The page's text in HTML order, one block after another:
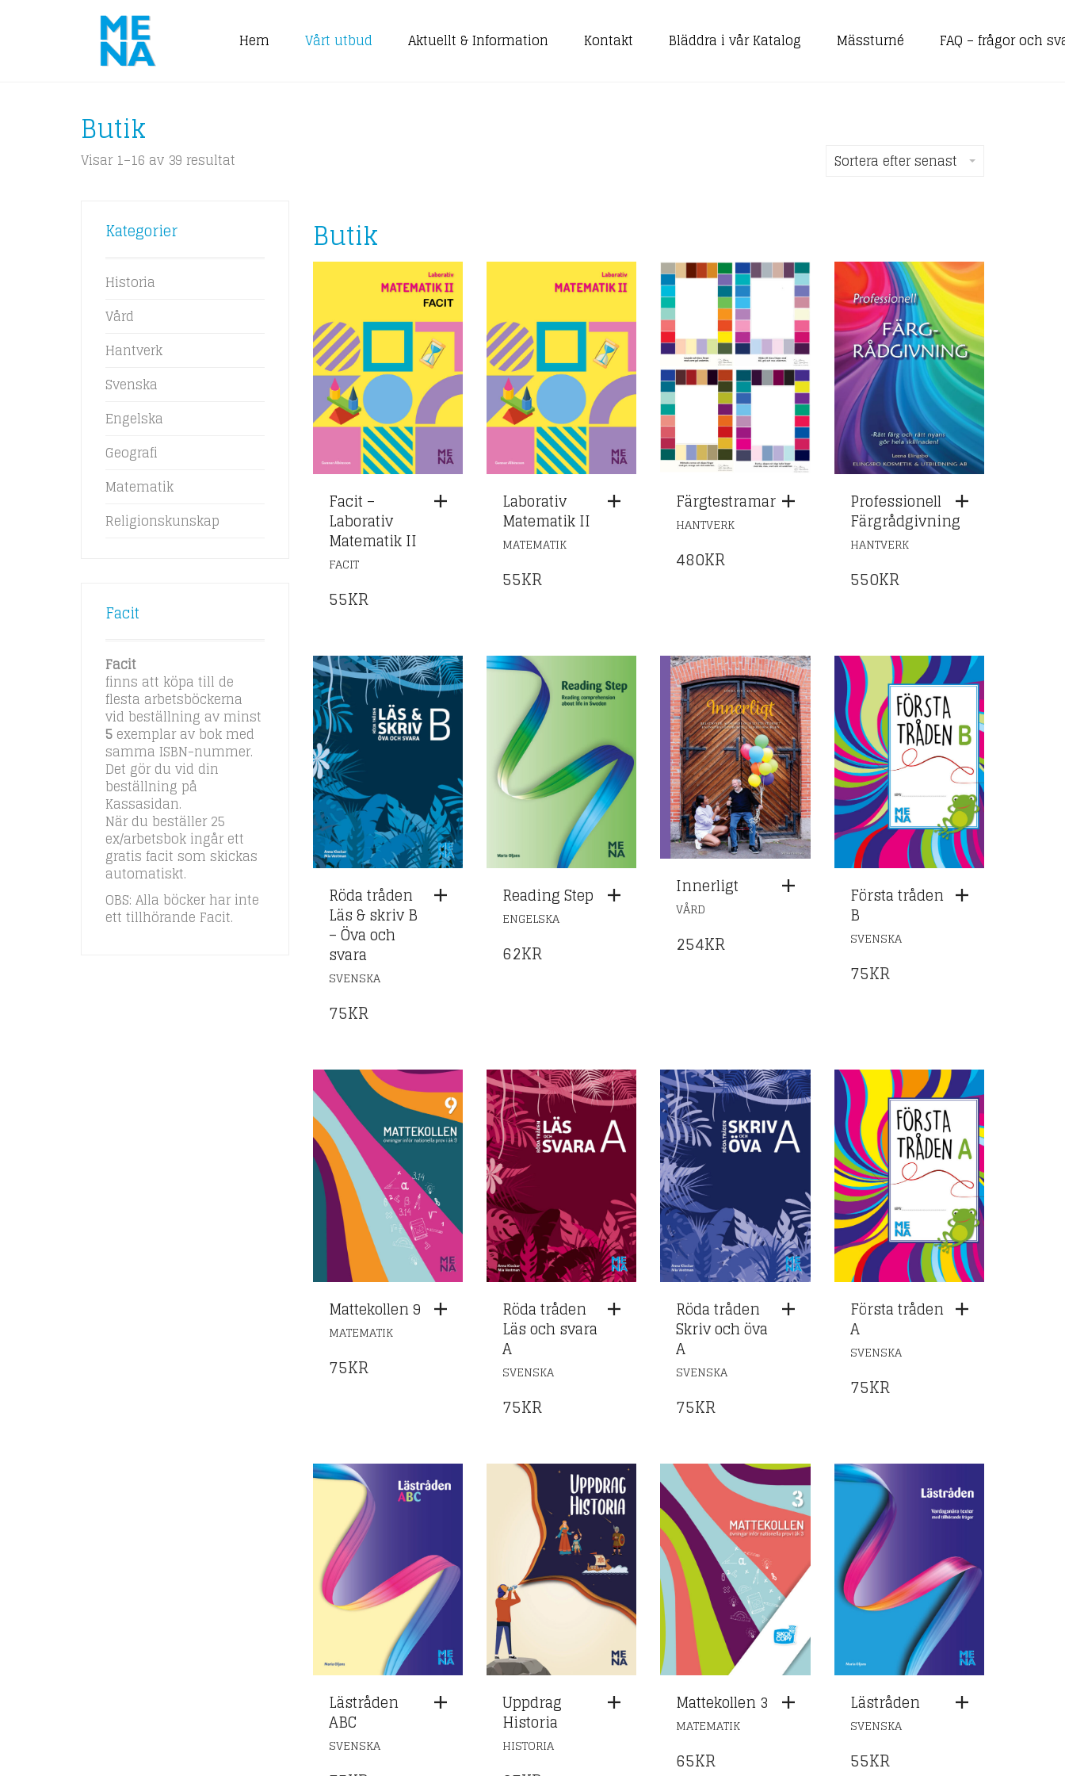
Hem Vårt utbud Aktuellt & Information Kontakt Bläddra i vår Katalog Mässturné FAQ – frågor och
Butik
Visar 1–16 av 39 resultat Sortera efter senast
Butik
Facit –
Laborativ
Matematik II
FACIT
55KR
Laborativ
Matematik II
MATEMATIK
55KR
Färgtestramar
HANTVERK
480KR
Professionell
Färgrådgivning
HANTVERK
550KR
Röda tråden
Läs & skriv B
– Öva och
svara
SVENSKA
75KR
Reading Step
ENGELSKA
62KR
Innerligt
VÅRD
254KR
Första tråden
B
SVENSKA
75KR
Mattekollen 9
MATEMATIK
75KR
Röda tråden
Läs och svara
A
SVENSKA
75KR
Röda tråden
Skriv och öva
A
SVENSKA
75KR
Första tråden
A
SVENSKA
75KR
Lästråden
ABC
SVENSKA
Uppdrag
Historia
HISTORIA
Mattekollen 3
MATEMATIK
65KR
Lästråden
SVENSKA
55KR
Kategorier
Historia
Vård
Hantverk
Svenska
Engelska
Geografi
Matematik
Religionskunskap
Facit
Facit
finns att köpa till de
flesta arbetsböckerna
vid beställning av minst
5 exemplar av bok med
samma ISBN-nummer.
Det gör du vid din
beställning på
Kassasidan.
När du beställer 25
ex/arbetsbok ingår ett
gratis facit som skickas
automatiskt.
OBS: Alla böcker har inte
ett tillhörande Facit.